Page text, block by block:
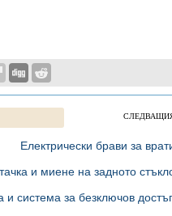
Електрически брави за
и миене на задното
и система за безключов